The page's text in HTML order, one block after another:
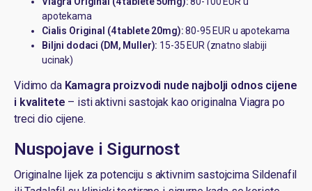
apotekama
Cialis Original (4 tablete 20mg):80-95 EUR u apotekama
Biljni dodaci (DM, Muller): 15-35 EUR (znatno slabiji
ucinak)
Vidimo da Kamagra proizvodi nude najbolji odnos cijene
i kvalitete – isti aktivni sastojak kao originalna Viagra po
treci dio cijene.
Nuspojave i Sigurnost
Originalne lijek za potenciju s aktivnim sastojcima Sildenafil